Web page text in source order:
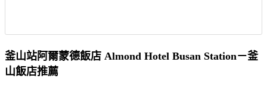
釜山站阿爾蒙德飯店 Almond Hotel Busan Station－釜
山飯店推薦